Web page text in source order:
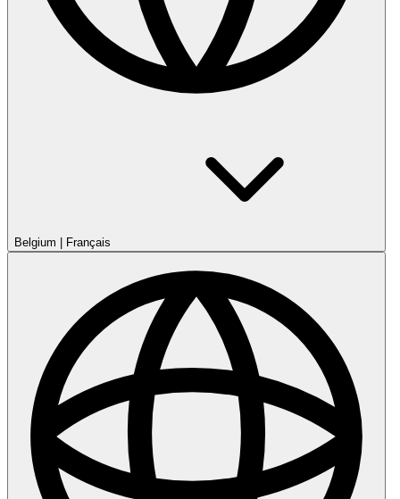
Belgium Français